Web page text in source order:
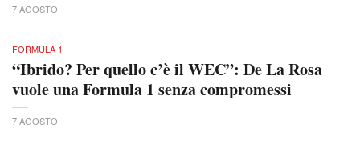
7 AGOSTO
FORMULA 1
“Ibrido? Per quello c’è il WEC”: De La Rosa
vuole una Formula 1 senza compromessi
7 AGOSTO